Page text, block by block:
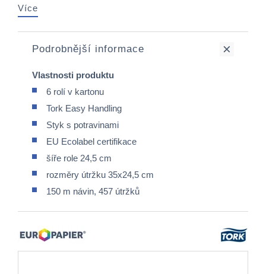
Více
Podrobnější informace
Vlastnosti produktu
6 rolí v kartonu
Tork Easy Handling
Styk s potravinami
EU Ecolabel certifikace
šíře role 24,5 cm
rozměry útržku 35x24,5 cm
150 m návin, 457 útržků